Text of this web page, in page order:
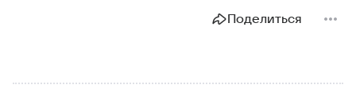
Поделиться